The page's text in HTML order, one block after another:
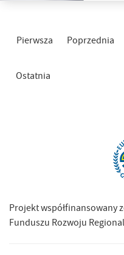
Pierwsza Poprzednia
Ostatnia
Projekt współfinansowany
Funduszu Rozwoju